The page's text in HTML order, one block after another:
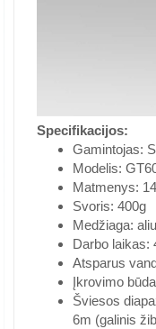
Specifikacijos:
Gamintojas:
Modelis:
Matmenys:
Svoris: 400g
Medžiaga:
Darbo laikas:
Atsparus
Įkrovimo
Šviesos
6m (galinis